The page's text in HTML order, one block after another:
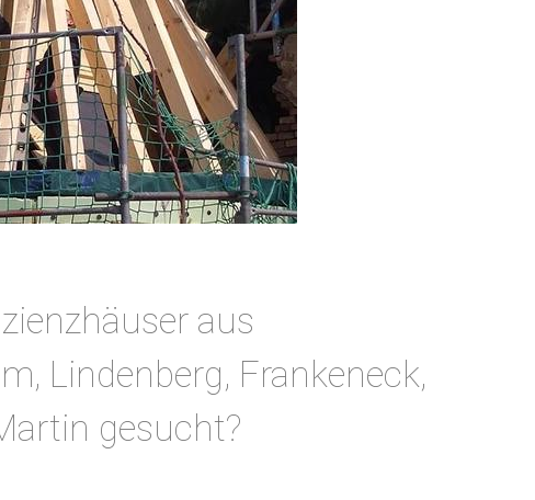
aus
Lindenberg, Frankeneck,
gesucht?